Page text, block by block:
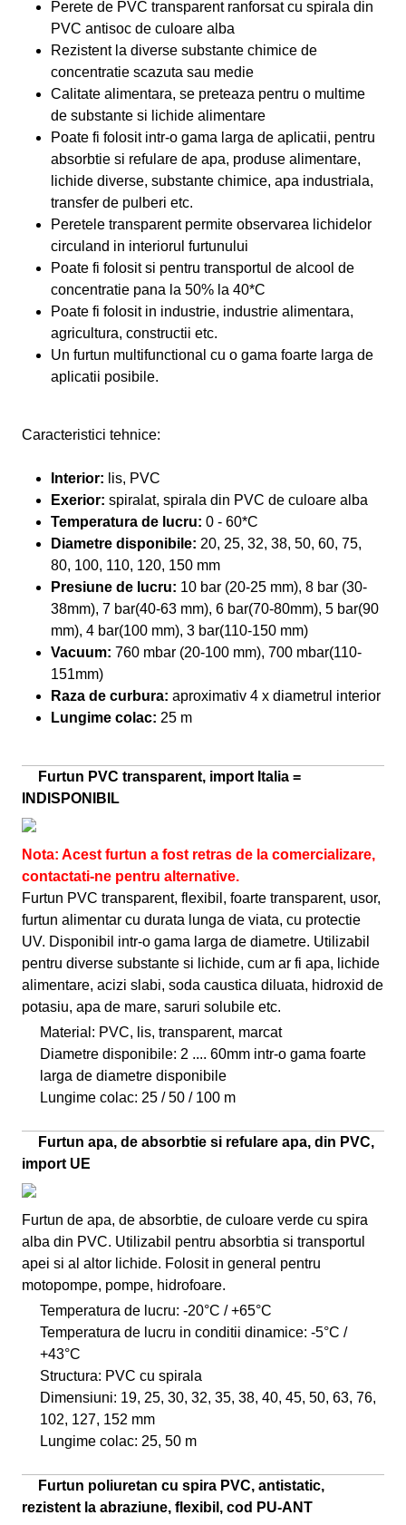
Perete de PVC transparent ranforsat cu spirala din
PVC antisoc de culoare alba
Rezistent la diverse substante chimice de
concentratie scazuta sau medie
Calitate alimentara, se preteaza pentru o multime
de substante si lichide alimentare
Poate fi folosit intr-o gama larga de aplicatii, pentru
absorbtie si refulare de apa, produse alimentare,
lichide diverse, substante chimice, apa industriala,
transfer de pulberi etc.
Peretele transparent permite observarea lichidelor
circuland in interiorul furtunului
Poate fi folosit si pentru transportul de alcool de
concentratie pana la 50% la 40*C
Poate fi folosit in industrie, industrie alimentara,
agricultura, constructii etc.
Un furtun multifunctional cu o gama foarte larga de
aplicatii posibile.
Caracteristici tehnice:
Interior: lis, PVC
Exerior: spiralat, spirala din PVC de culoare alba
Temperatura de lucru: 0 - 60*C
Diametre disponibile: 20, 25, 32, 38, 50, 60, 75,
80, 100, 110, 120, 150 mm
Presiune de lucru: 10 bar (20-25 mm), 8 bar (30-
38mm), 7 bar(40-63 mm), 6 bar(70-80mm), 5 bar(90
mm), 4 bar(100 mm), 3 bar(110-150 mm)
Vacuum: 760 mbar (20-100 mm), 700 mbar(110-
151mm)
Raza de curbura: aproximativ 4 x diametrul interior
Lungime colac: 25 m
Furtun PVC transparent, import Italia =
INDISPONIBIL
Nota: Acest furtun a fost retras de la comercializare,
contactati-ne pentru alternative.
Furtun PVC transparent, flexibil, foarte transparent, usor,
furtun alimentar cu durata lunga de viata, cu protectie
UV. Disponibil intr-o gama larga de diametre. Utilizabil
pentru diverse substante si lichide, cum ar fi apa, lichide
alimentare, acizi slabi, soda caustica diluata, hidroxid de
potasiu, apa de mare, saruri solubile etc.
Material: PVC, lis, transparent, marcat
Diametre disponibile: 2 .... 60mm intr-o gama foarte
larga de diametre disponibile
Lungime colac: 25 / 50 / 100 m
Furtun apa, de absorbtie si refulare apa, din PVC,
import UE
Furtun de apa, de absorbtie, de culoare verde cu spira
alba din PVC. Utilizabil pentru absorbtia si transportul
apei si al altor lichide. Folosit in general pentru
motopompe, pompe, hidrofoare.
Temperatura de lucru: -20°C / +65°C
Temperatura de lucru in conditii dinamice: -5°C /
+43°C
Structura: PVC cu spirala
Dimensiuni: 19, 25, 30, 32, 35, 38, 40, 45, 50, 63, 76,
102, 127, 152 mm
Lungime colac: 25, 50 m
Furtun poliuretan cu spira PVC, antistatic,
rezistent la abraziune, flexibil, cod PU-ANT